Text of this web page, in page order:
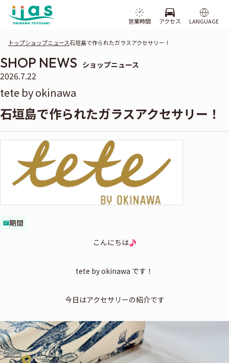
営業時間 アクセス LANGUAGE
トップショップニュース石垣島で作られたガラスアクセサリー！
SHOP NEWS ショップニュース
2026.7.22
tete by okinawa
石垣島で作られたガラスアクセサリー！
期間
こんにちは
tete by okinawa です！
今日はアクセサリーの紹介です